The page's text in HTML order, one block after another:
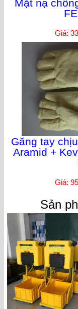
Mặt nạ
Giá:
Găng tay
Aramid +
Giá:
Sản